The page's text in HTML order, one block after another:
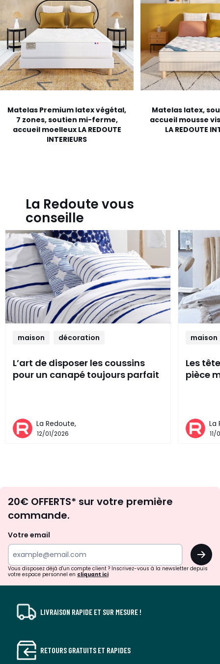
Matelas Premium latex végétal,
7 zones, soutien mi-ferme,
accueil moelleux LA REDOUTE
INTERIEURS
Matelas latex,
accueil mousse
LA REDOUTE
La Redoute vous
conseille
maison décoration
L’art de disposer les coussins
pour un canapé toujours parfait
La Redoute,
12/01/2026
maison
Les
pièce
La
11/
d'inspirations
surprises?
20€ OFFERTS* sur votre première
commande.
Votre email
OK
Vous disposez déjà d'un compte client ? Inscrivez-vous à la newsletter depuis
votre espace personnel en cliquant ici
LIVRAISON RAPIDE ET SUR MESURE !
RETOURS GRATUITS ET RAPIDES